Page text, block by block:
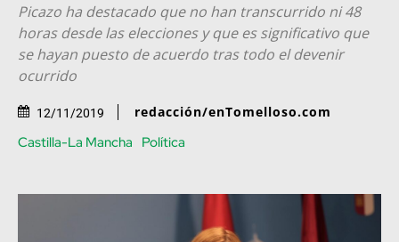
Picazo ha destacado que no han transcurrido ni 48
horas desde las elecciones y que es significativo que
se hayan puesto de acuerdo tras todo el devenir
ocurrido
12/11/2019 redacción/enTomelloso.com
Castilla-La Mancha Política